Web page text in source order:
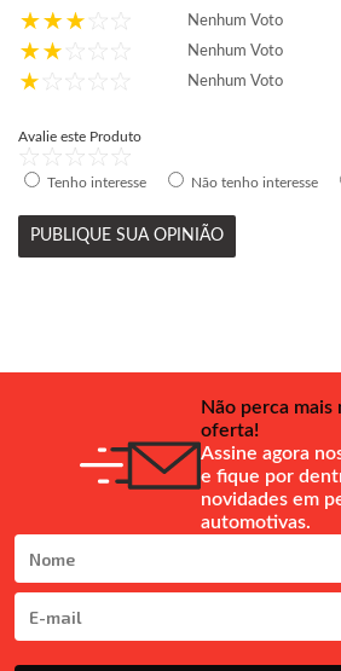
Nenhum Voto
Nenhum Voto
Nenhum Voto
Avalie este Produto
Tenho interesse Não tenho interesse
PUBLIQUE SUA OPINIÃO
Não perca mais
oferta!
Assine agora
e fique por
novidades em
automotivas.